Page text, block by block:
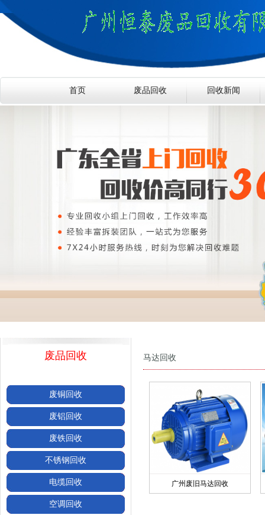
首页 废品回收 回收新闻
废品回收
废铜回收
废铝回收
废铁回收
不锈钢回收
电缆回收
空调回收
马达回收
广州废旧马达回收